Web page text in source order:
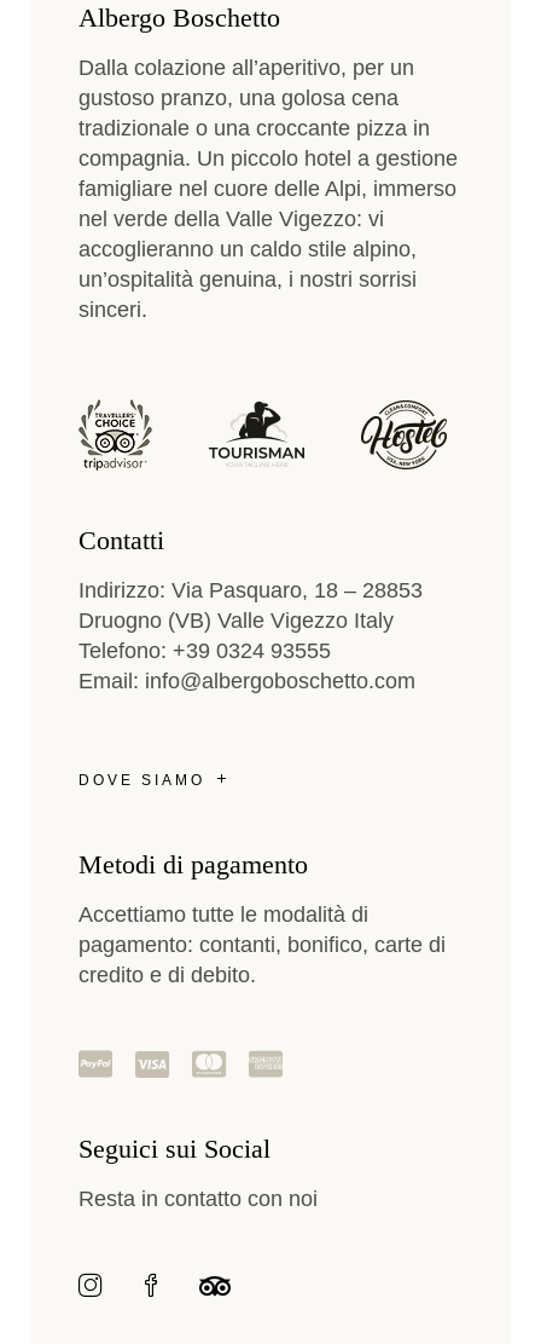
Albergo Boschetto
Dalla colazione all’aperitivo, per un
gustoso pranzo, una golosa cena
tradizionale o una croccante pizza in
compagnia. Un piccolo hotel a gestione
famigliare nel cuore delle Alpi, immerso
nel verde della Valle Vigezzo: vi
accoglieranno un caldo stile alpino,
un’ospitalità genuina, i nostri sorrisi
sinceri.
Contatti
Indirizzo: Via Pasquaro, 18 – 28853
Druogno (VB) Valle Vigezzo Italy
Telefono: +39 0324 93555
Email: info@albergoboschetto.com
DOVE SIAMO
Metodi di pagamento
Accettiamo tutte le modalità di
pagamento: contanti, bonifico, carte di
credito e di debito.
Seguici sui Social
Resta in contatto con noi